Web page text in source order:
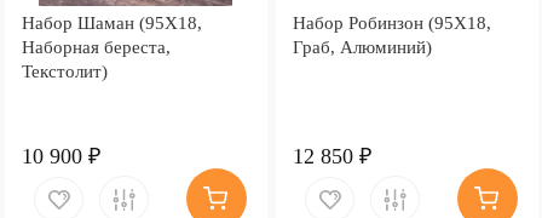
Набор Шаман (95Х18,
Наборная береста,
Текстолит)
10 900 ₽
Набор Робинзон (95Х18,
Граб, Алюминий)
12 850 ₽